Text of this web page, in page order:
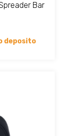
Bar
deposito